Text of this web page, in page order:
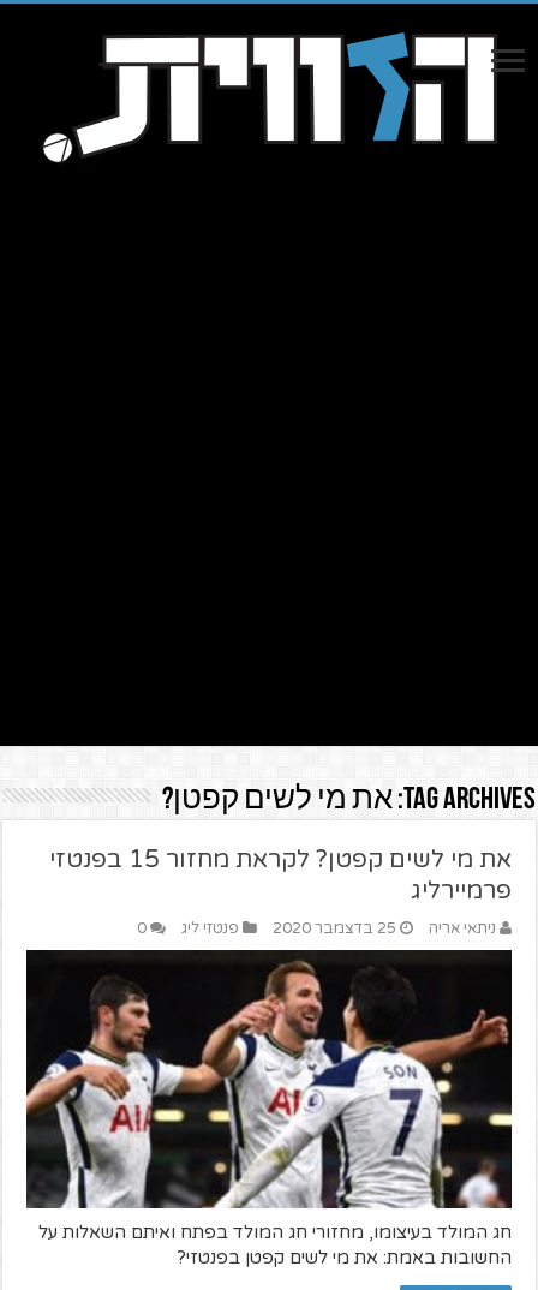
Tag Archives: את מי לשים קפטן?
את מי לשים קפטן? לקראת מחזור 15 בפנטזי
פרמיירליג
ניתאי אריה 25 בדצמבר 2020 פנטזי ליג 0
חג המולד בעיצומו, מחזורי חג המולד בפתח ואיתם השאלות על
החשובות באמת: את מי לשים קפטן בפנטזי?